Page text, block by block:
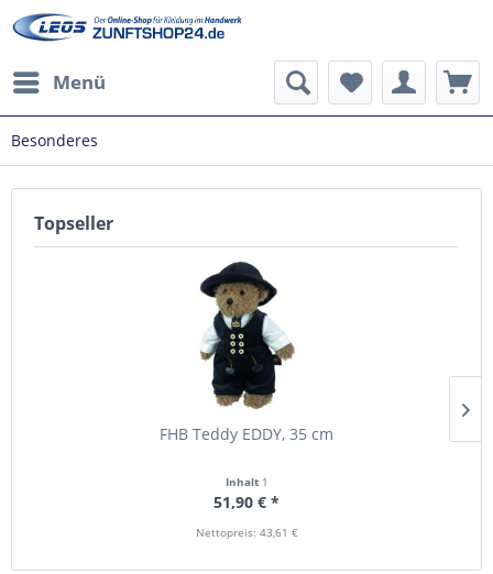
Menü
Besonderes
Topseller
FHB Teddy EDDY, 35 cm
Inhalt 1
51,90 € *
Nettopreis: 43,61 €